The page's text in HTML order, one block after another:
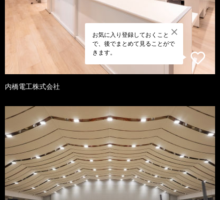
お気に入り登録しておくこと
で、後でまとめて見ることがで
きます。
内橋電工株式会社